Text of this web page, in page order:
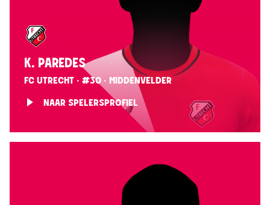
K. PAREDES
FC UTRECHT · #30 · MIDDENVELDER
NAAR SPELERSPROFIEL